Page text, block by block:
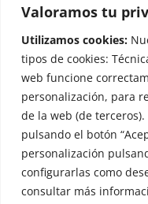
Valoramos tu
Utilizamos cookies:
tipos de cookies:
web funcione
personalización, para
de la web (de
pulsando el botón
personalización
configurarlas como
consultar más
ELECTRONICA
OTERO DE HERREROS